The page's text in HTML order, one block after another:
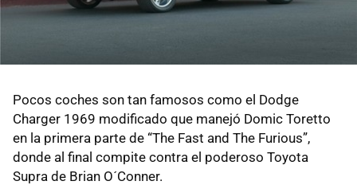
Pocos coches son tan famosos como el Dodge
Charger 1969 modificado que manejó Domic Toretto
en la primera parte de “The Fast and The Furious”,
donde al final compite contra el poderoso Toyota
Supra de Brian O´Conner.